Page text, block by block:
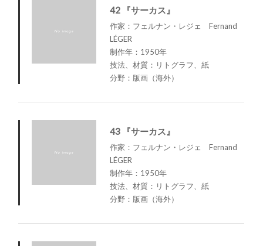
42 『サーカス』
作家：フェルナン・レジェ Fernand
LÉGER
制作年：1950年
技法、材質：リトグラフ、紙
分野：版画（海外）
43 『サーカス』
作家：フェルナン・レジェ Fernand
LÉGER
制作年：1950年
技法、材質：リトグラフ、紙
分野：版画（海外）